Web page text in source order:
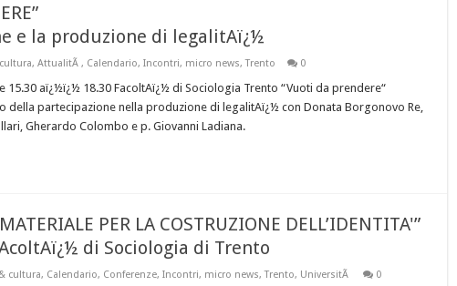
e la produzione di legalitAï¿½
, AttualitÃ , Calendario, Incontri, micro news,Trento 0
aï¿½ï¿½ 18.30 FacoltAï¿½ di Sociologia Trento “Vuoti da prendere“
della partecipazione nella produzione di legalitAï¿½ con Donata Borgonovo Re,
Gherardo Colombo e p. Giovanni Ladiana.
PER LA COSTRUZIONE DELL’IDENTITA'”
di Sociologia di Trento
cultura, Calendario, Conferenze, Incontri, micro news,Trento, UniversitÃ 0